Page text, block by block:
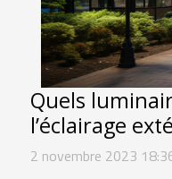
Quels
l’éclairage
2 novembre 2023